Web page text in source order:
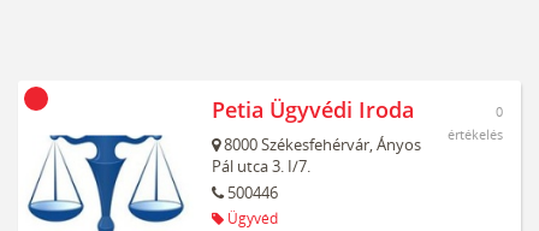
Petia Ügyvédi Iroda
8000Székesfehérvár,Ányos
Pál utca 3. I/7.
500446
Ügyvéd
0
értékelés